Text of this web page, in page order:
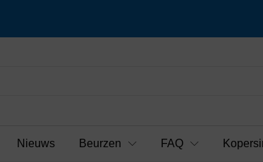
Nieuws Beurzen FAQ